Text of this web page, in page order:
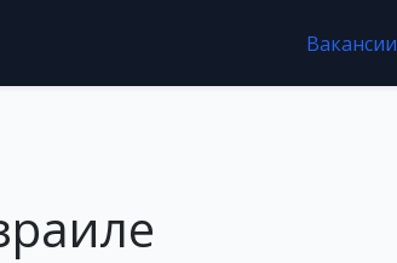
Вакансии